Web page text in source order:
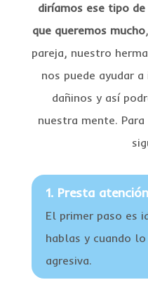
diríamos ese tipo
que queremos mucho
pareja, nuestro
nos puede ayudar
dañinos y así
nuestra mente.
1. Presta
El primer paso es
hablas y cuando
agresiva.